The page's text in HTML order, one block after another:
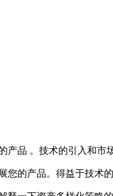
品 。技术的引入和市
的产品。得益于技术